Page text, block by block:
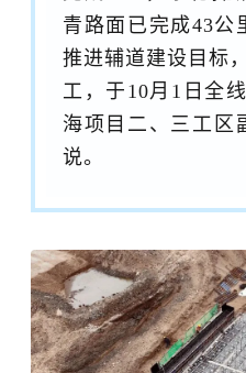
青路面已完成43公
推进辅道建设目标
工，于10月1日全
海项目二、三工区
说。